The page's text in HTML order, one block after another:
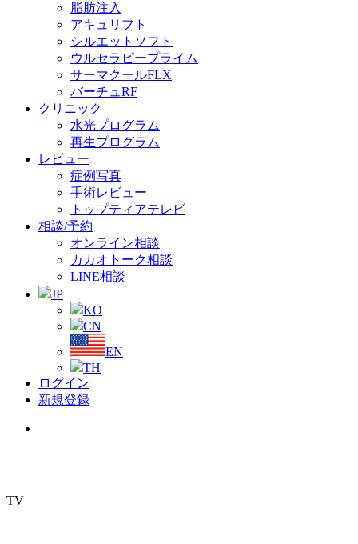
脂肪注入
アキュリフト
シルエットソフト
ウルセラピープライム
サーマクールFLX
バーチュRF
クリニック
水光プログラム
再生プログラム
レビュー
症例写真
手術レビュー
トップティアテレビ
相談/予約
オンライン相談
カカオトーク相談
LINE相談
JP
KO
CN
EN
TH
ログイン
新規登録
TV